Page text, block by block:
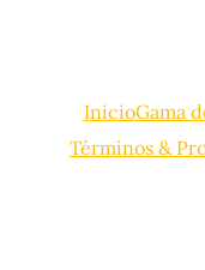
InicioGama
Términos &